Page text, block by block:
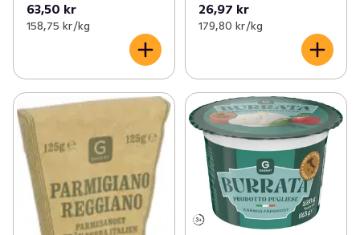
63,50 kr
158,75 kr /kg
26,97 kr
179,80 kr /kg